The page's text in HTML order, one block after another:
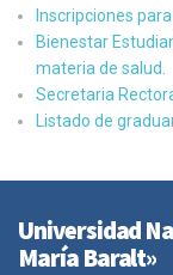
Inscripciones
Bienestar
materia de salud.
Secretaria
Listado de
Universidad
María Baralt»